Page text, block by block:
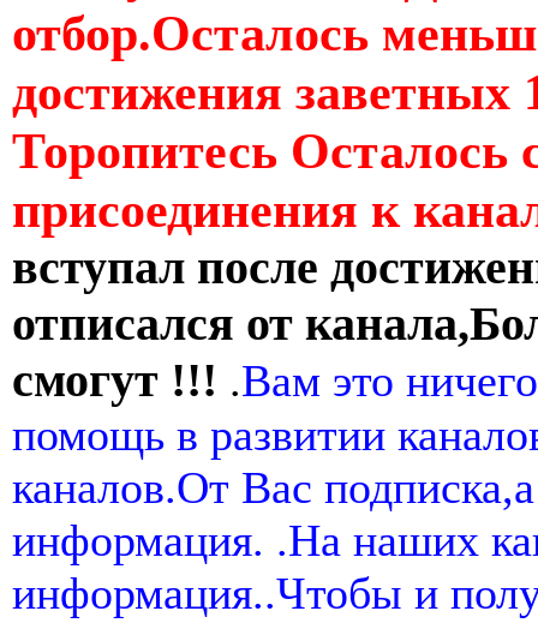
отбор.Осталось
достижения заветных
Торопитесь Осталось
присоединения к
вступал после
отписался от
смогут !!! .Вам это
помощь в развитии
каналов.От Вас
информация. .На наших
информация..Чтобы и